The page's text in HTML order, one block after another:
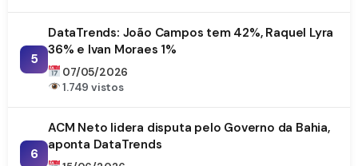
5
DataTrends: João Campos tem 42%, Raquel Lyra
36% e Ivan Moraes 1%
07/05/2026
1.749 vistos
6
ACM Neto lidera disputa pelo Governo da Bahia,
aponta DataTrends